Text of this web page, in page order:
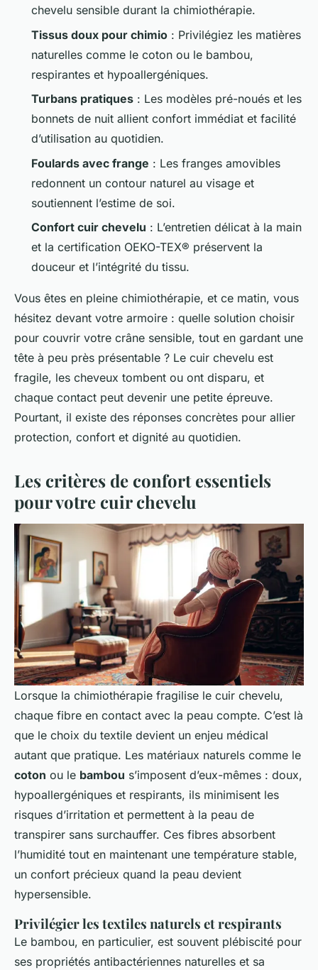
chevelu sensible durant la chimiothérapie.
Tissus doux pour chimio : Privilégiez les matières
naturelles comme le coton ou le bambou,
respirantes et hypoallergéniques.
Turbans pratiques : Les modèles pré-noués et les
bonnets de nuit allient confort immédiat et facilité
d’utilisation au quotidien.
Foulards avec frange : Les franges amovibles
redonnent un contour naturel au visage et
soutiennent l’estime de soi.
Confort cuir chevelu : L’entretien délicat à la main
et la certification OEKO-TEX® préservent la
douceur et l’intégrité du tissu.
Vous êtes en pleine chimiothérapie, et ce matin, vous
hésitez devant votre armoire : quelle solution choisir
pour couvrir votre crâne sensible, tout en gardant une
tête à peu près présentable ? Le cuir chevelu est
fragile, les cheveux tombent ou ont disparu, et
chaque contact peut devenir une petite épreuve.
Pourtant, il existe des réponses concrètes pour allier
protection, confort et dignité au quotidien.
Les critères de confort essentiels
pour votre cuir chevelu
Lorsque la chimiothérapie fragilise le cuir chevelu,
chaque fibre en contact avec la peau compte. C’est là
que le choix du textile devient un enjeu médical
autant que pratique. Les matériaux naturels comme le
coton ou le bambou s’imposent d’eux-mêmes : doux,
hypoallergéniques et respirants, ils minimisent les
risques d’irritation et permettent à la peau de
transpirer sans surchauffer. Ces fibres absorbent
l’humidité tout en maintenant une température stable,
un confort précieux quand la peau devient
hypersensible.
Privilégier les textiles naturels et respirants
Le bambou, en particulier, est souvent plébiscité pour
ses propriétés antibactériennes naturelles et sa